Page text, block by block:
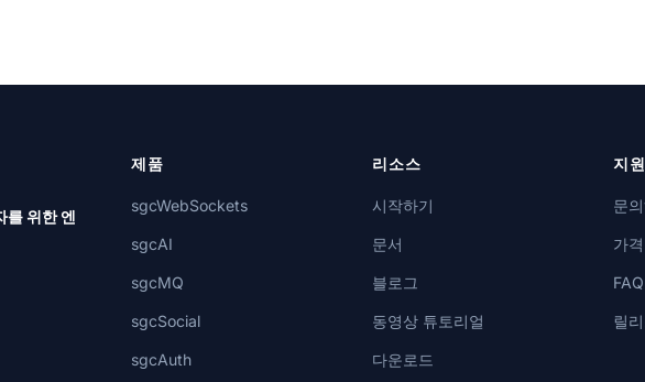
위한 엔
제품
sgcWebSockets
sgcAI
sgcMQ
sgcSocial
sgcAuth
리소스
시작하기
문서
블로그
동영상 튜토리얼
다운로드
지원
문
가격
FAQ
릴